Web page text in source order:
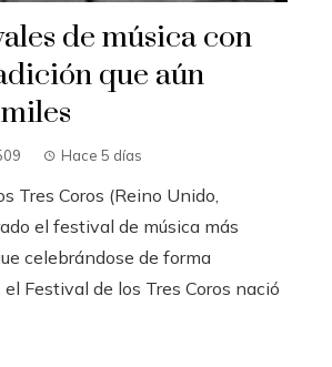
de música con
que aún
Hace 5 días
Tres Coros (Reino Unido,
el festival de música más
celebrándose de forma
Festival de los Tres Coros nació